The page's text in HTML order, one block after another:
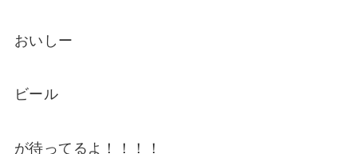
おいしー
ビール
が待ってるよ！！！！